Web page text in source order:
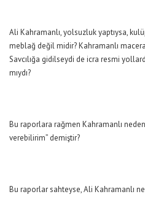
Ali Kahramanlı, yolsuzluk yaptıysa,
meblağ değil midir? Kahramanlı
Savcılığa gidilseydi de icra resmi
mıydı?
Bu raporlara rağmen Kahramanlı
verebilirim” demiştir?
Bu raporlar sahteyse, Ali Kahramanlı